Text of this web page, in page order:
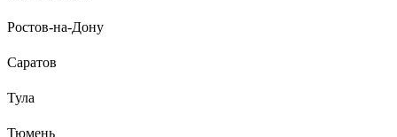
Ростов-на-Дону
Саратов
Тула
Тюмень